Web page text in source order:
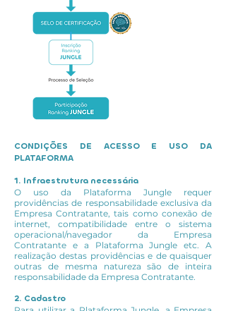
CONDIÇÕES DE ACESSO E USO DA
PLATAFORMA
1. Infraestrutura necessária
O uso da Plataforma Jungle requer
providências de responsabilidade exclusiva da
Empresa Contratante, tais como conexão de
internet, compatibilidade entre o sistema
operacional/navegador da Empresa
Contratante e a Plataforma Jungle etc. A
realização destas providências e de quaisquer
outras de mesma natureza são de inteira
responsabilidade da Empresa Contratante.
2. Cadastro